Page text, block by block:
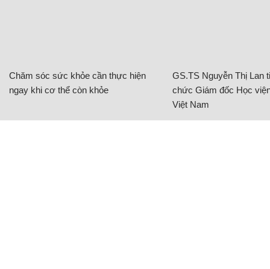
Chăm sóc sức khỏe cần thực hiện
ngay khi cơ thể còn khỏe
GS.TS Nguyễn Thị Lan
chức Giám đốc Học
Việt Nam